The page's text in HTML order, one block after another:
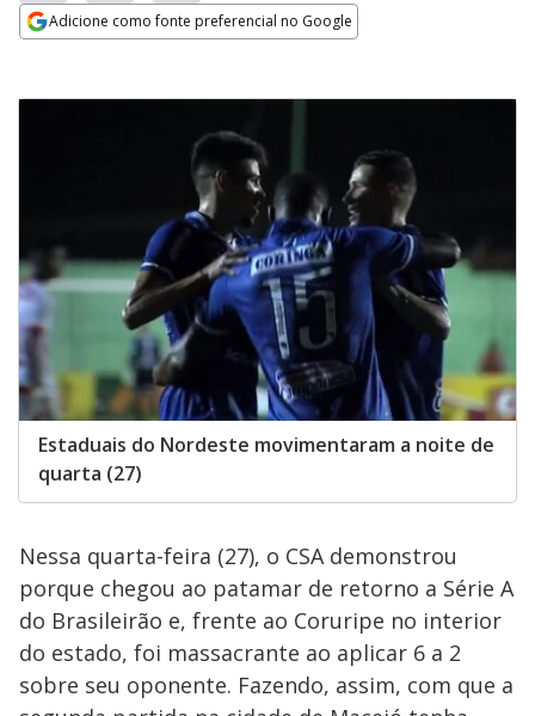
Adicione como fonte preferencial no Google
Estaduais do Nordeste movimentaram a noite de
quarta (27)
Nessa quarta-feira (27), o CSA demonstrou
porque chegou ao patamar de retorno a Série A
do Brasileirão e, frente ao Coruripe no interior
do estado, foi massacrante ao aplicar 6 a 2
sobre seu oponente. Fazendo, assim, com que a